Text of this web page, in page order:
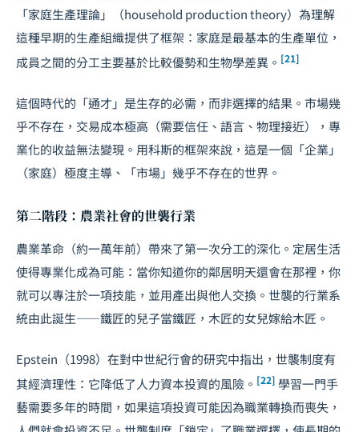
「家庭生產理論」（household production theory）為理解
這種早期的生產組織提供了框架：家庭是最基本的生產單位，
成員之間的分工主要基於比較優勢和生物學差異。 [21]
這個時代的「通才」是生存的必需，而非選擇的結果。市場幾
乎不存在，交易成本極高（需要信任、語言、物理接近），專
業化的收益無法變現。用科斯的框架來說，這是一個「企業」
（家庭）極度主導、「市場」幾乎不存在的世界。
第二階段：農業社會的世襲行業
農業革命（約一萬年前）帶來了第一次分工的深化。定居生活
使得專業化成為可能：當你知道你的鄰居明天還會在那裡，你
就可以專注於一項技能，並用產出與他人交換。世襲的行業系
統由此誕生——鐵匠的兒子當鐵匠，木匠的女兒嫁給木匠。
Epstein（1998）在對中世紀行會的研究中指出，世襲制度有
其經濟理性：它降低了人力資本投資的風險。 [22] 學習一門手
藝需要多年的時間，如果這項投資可能因為職業轉換而喪失，